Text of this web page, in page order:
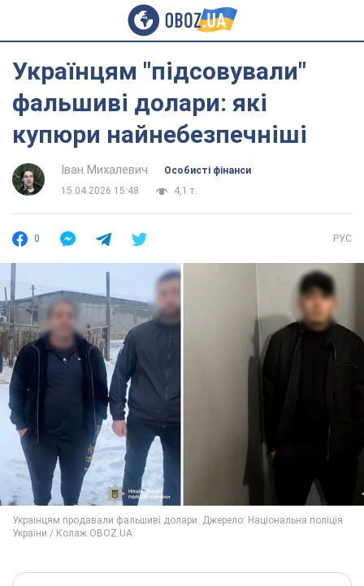
Українцям "підсовували"
фальшиві долари: які
купюри найнебезпечніші
Іван Михалевич
Особисті фінанси
15.04.2026 15:48
4,1 т.
0 РУС